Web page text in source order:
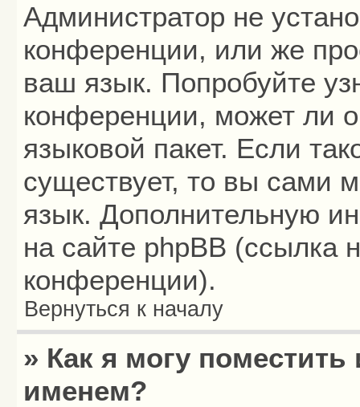
Администратор не
конференции, или же
ваш язык. Попробуйте
конференции, может ли
языковой пакет. Если
существует, то вы сами
язык. Дополнительную
на сайте phpBB (ссылка
конференции).
Вернуться к началу
» Как я могу
именем?